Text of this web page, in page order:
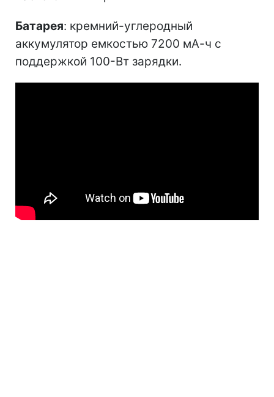
Батарея: кремний-углеродный
аккумулятор емкостью 7200 мА-ч с
поддержкой 100-Вт зарядки.